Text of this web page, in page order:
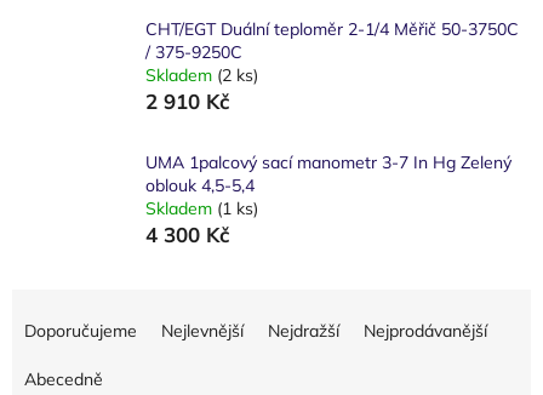
CHT/EGT Duální teploměr 2-1/4 Měřič 50-3750C
/ 375-9250C
Skladem (2 ks)
2 910 Kč
UMA 1palcový sací manometr 3-7 In Hg Zelený
oblouk 4,5-5,4
Skladem (1 ks)
4 300 Kč
Doporučujeme Nejlevnější Nejdražší Nejprodávanější
Abecedně